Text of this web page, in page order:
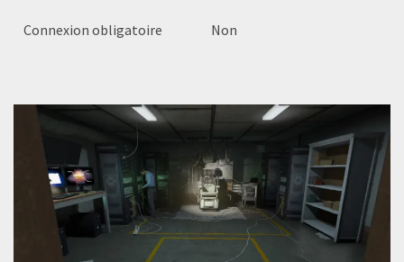
Connexion obligatoire Non